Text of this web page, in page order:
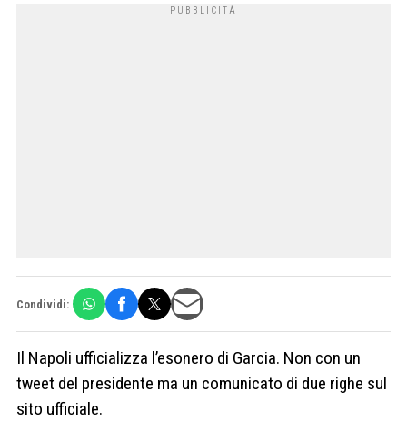
Condividi:
Il Napoli ufficializza l’esonero di Garcia. Non con un
tweet del presidente ma un comunicato di due righe sul
sito ufficiale.